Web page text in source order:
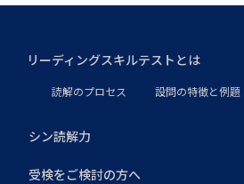
リーディングスキルテストとは
読解のプロセス 設問の特徴と例題
シン読解力
受検をご検討の方へ